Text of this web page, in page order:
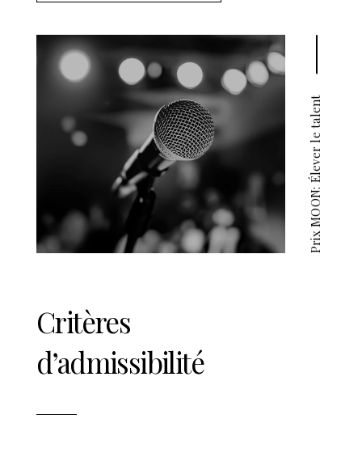
Prix MOON: Élever le talent
Critères
d’admissibilité